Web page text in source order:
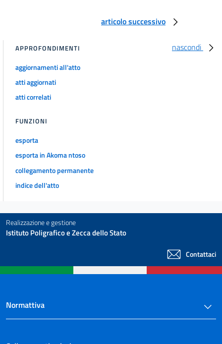
articolo successivo
nascondi
APPROFONDIMENTI
aggiornamenti all'atto
atti aggiornati
atti correlati
FUNZIONI
esporta
esporta in Akoma ntoso
collegamento permanente
indice dell'atto
Realizzazione e gestione
Istituto Poligrafico e Zecca dello Stato
Contattaci
Normattiva